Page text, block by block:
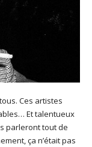
Ces artistes
Et talentueux
parleront tout de
ça n’était pas